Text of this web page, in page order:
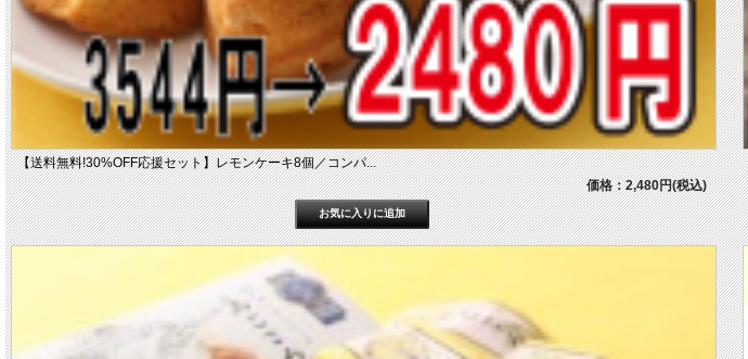
【送料無料!30%OFF応援セット】レモンケーキ8個／コンパ...
価格：2,480円(税込)